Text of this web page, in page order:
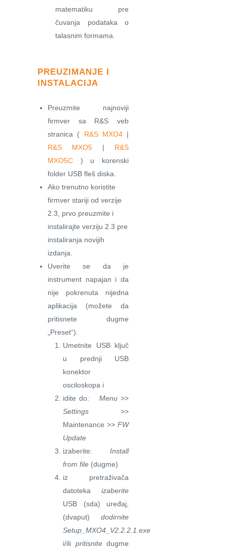
matematiku pre
čuvanja podataka o
talasnim formama.
PREUZIMANJE I
INSTALACIJA
Preuzmite najnoviji
firmver sa R&S veb
stranica ( R&S MXO4|
R&S MXO5 | R&S
MXO5C ) u korenski
folder USB fleš diska.
Ako trenutno koristite
firmver stariji od verzije
2.3, prvo preuzmite i
instalirajte verziju 2.3 pre
instaliranja novijih
izdanja.
Uverite se da je
instrument napajan i da
nije pokrenuta nijedna
aplikacija (možete da
pritisnete dugme
„Preset“).
Umetnite USB ključ
u prednji USB
konektor
osciloskopa i
idite do: Menu>>
Settings >>
Maintenance >> FW
Update
izaberite: Install
from file (dugme)
iz pretraživača
datoteka izaberite
USB (sda) uređaj,
(dvaput) dodirnite
Setup_MXO4_V2.2.2.1.exe
i/ili pritisnitedugme